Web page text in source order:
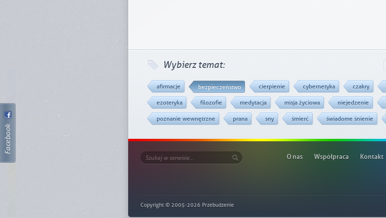
Wybierz temat:
afirmacje bezpieczeństwo cierpienie cybernetyka czakry
ezoteryka filozofie medytacja misja życiowa niejedzenie
poznanie wewnętrzne prana sny śmierć świadome śnienie
O nas Współpraca Kontakt
Copyright © 2005-2026 Przebudzenie